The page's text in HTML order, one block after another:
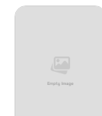
ตอนที่ 79
ตอนที่ 77